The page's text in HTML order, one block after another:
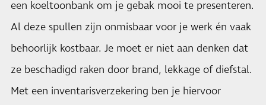
een koeltoonbank om je gebak mooi te presenteren.
Al deze spullen zijn onmisbaar voor je werk én vaak
behoorlijk kostbaar. Je moet er niet aan denken dat
ze beschadigd raken door brand, lekkage of diefstal.
Met een inventarisverzekering ben je hiervoor